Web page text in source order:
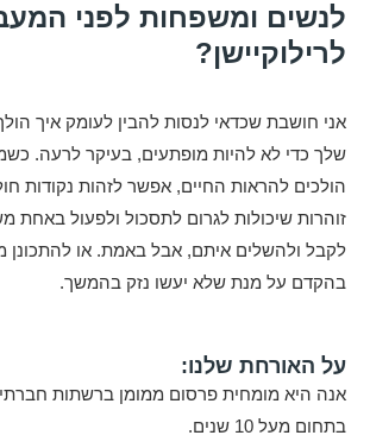
לנשים ומשפחות לפני
לרילוקיישן?
אני חושבת שכדאי לנסות להבין לעומק איך
שלך כדי לא להיות מופתעים, בעיקר לרעה.
הולכים להראות החיים, אפשר לזהות נקודות
זוהרות שיכולות לגרום לתסכול ולפעול באחת
לקבל ולהשלים איתם, אבל באמת. או
בהקדם על מנת שלא יעשו נזק בהמשך.
על האורחת שלנו:
אנה היא מומחית פרסום ממומן ברשתות
בתחום מעל 10 שנים.